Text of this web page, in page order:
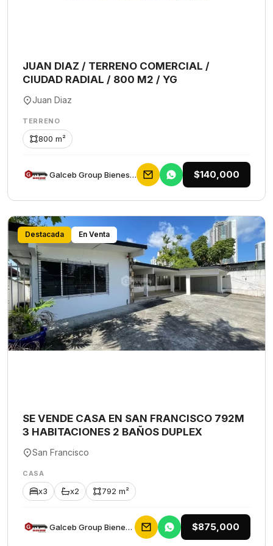
JUAN DIAZ / TERRENO COMERCIAL /
CIUDAD RADIAL / 800 M2 / YG
Juan Diaz
TERRENO
800 m²
Galceb Group Bienes Raices $140,000
Destacada En Venta
SE VENDE CASA EN SAN FRANCISCO 792M
3 HABITACIONES 2 BAÑOS DUPLEX
San Francisco
CASA
x3 x2 792 m²
Galceb Group Bienes Raices $875,000